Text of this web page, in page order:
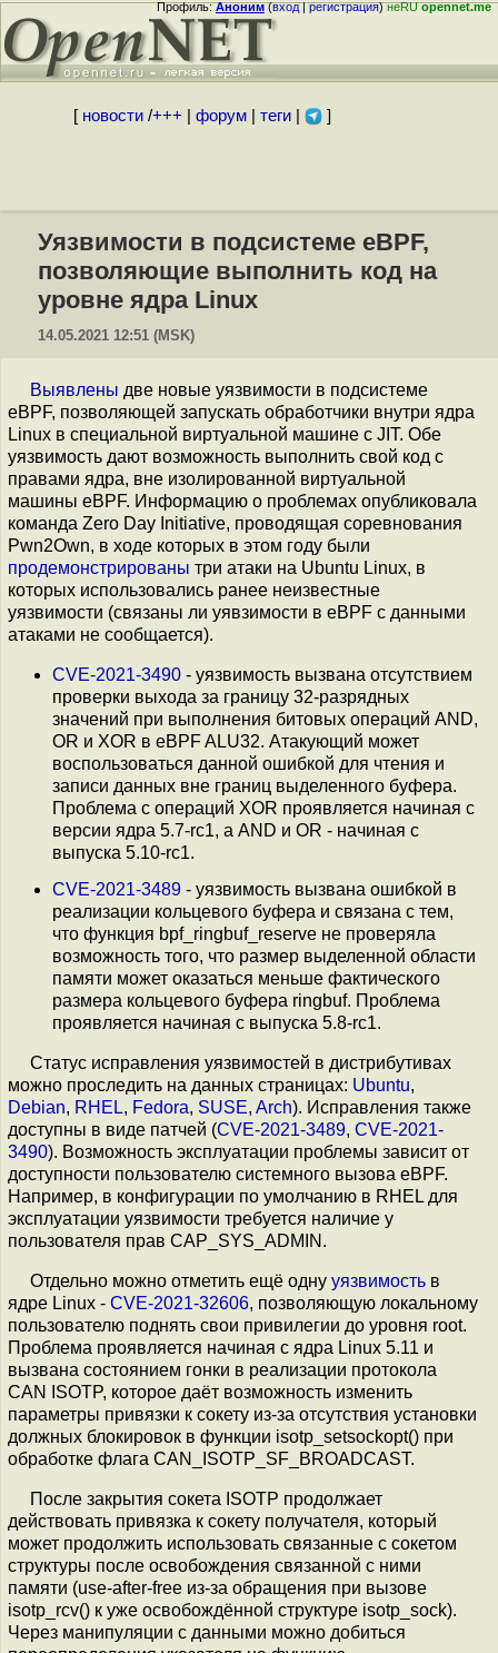
Профиль:Аноним(вход|регистрация)неRUopennet.me
[ новости/+++ форум| теги| ]
Уязвимости в подсистеме eBPF,
позволяющие выполнить код на
уровне ядра Linux
14.05.2021 12:51 (MSK)
Выявлены две новые уязвимости в подсистеме
eBPF, позволяющей запускать обработчики внутри ядра
Linux в специальной виртуальной машине с JIT. Обе
уязвимость дают возможность выполнить свой код с
правами ядра, вне изолированной виртуальной
машины eBPF. Информацию о проблемах опубликовала
команда Zero Day Initiative, проводящая соревнования
Pwn2Own, в ходе которых в этом году были
продемонстрированы три атаки на Ubuntu Linux, в
которых использовались ранее неизвестные
уязвимости (связаны ли уявзимости в eBPF с данными
атаками не сообщается).
CVE-2021-3490 - уязвимость вызвана отсутствием
проверки выхода за границу 32-разрядных
значений при выполнения битовых операций AND,
OR и XOR в eBPF ALU32. Атакующий может
воспользоваться данной ошибкой для чтения и
записи данных вне границ выделенного буфера.
Проблема с операций XOR проявляется начиная с
версии ядра 5.7-rc1, а AND и OR - начиная с
выпуска 5.10-rc1.
CVE-2021-3489 - уязвимость вызвана ошибкой в
реализации кольцевого буфера и связана с тем,
что функция bpf_ringbuf_reserve не проверяла
возможность того, что размер выделенной области
памяти может оказаться меньше фактического
размера кольцевого буфера ringbuf. Проблема
проявляется начиная с выпуска 5.8-rc1.
Статус исправления уязвимостей в дистрибутивах
можно проследить на данных страницах: Ubuntu,
Debian, RHEL, Fedora, SUSE, Arch). Исправления также
доступны в виде патчей (CVE-2021-3489, CVE-2021-
3490). Возможность эксплуатации проблемы зависит от
доступности пользователю системного вызова eBPF.
Например, в конфигурации по умолчанию в RHEL для
эксплуатации уязвимости требуется наличие у
пользователя прав CAP_SYS_ADMIN.
Отдельно можно отметить ещё одну уязвимость в
ядре Linux - CVE-2021-32606, позволяющую локальному
пользователю поднять свои привилегии до уровня root.
Проблема проявляется начиная с ядра Linux 5.11 и
вызвана состоянием гонки в реализации протокола
CAN ISOTP, которое даёт возможность изменить
параметры привязки к сокету из-за отсутствия установки
должных блокировок в функции isotp_setsockopt() при
обработке флага CAN_ISOTP_SF_BROADCAST.
После закрытия сокета ISOTP продолжает
действовать привязка к сокету получателя, который
может продолжить использовать связанные с сокетом
структуры после освобождения связанной с ними
памяти (use-after-free из-за обращения при вызове
isotp_rcv() к уже освобождённой структуре isotp_sock).
Через манипуляции с данными можно добиться